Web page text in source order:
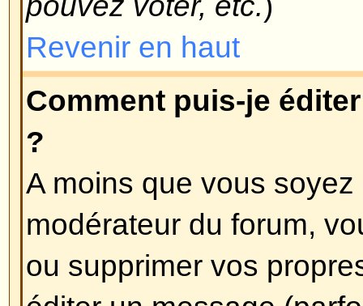
sondage (afin d'éviter le trucage
vous êtes enregistrés et que
pas voter, alors vous n'avez
droits d'accès appropriés.
Revenir en haut
Mise en forme et Types de
Qu'est-ce que le BBCode ?
Le BBCode est une
l'activation de l'utilisation du